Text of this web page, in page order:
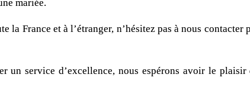
mariée.
la France et à l’étranger, n’hésitez pas à nous
un service d’excellence, nous espérons avoir le